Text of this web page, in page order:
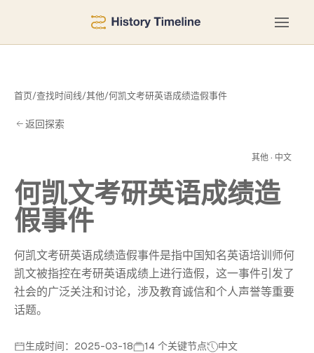
首页/查找时间线/其他/何凯文考研英语成绩造假事件
返回探索
其他 · 中文
何凯文考研英语成绩造
假事件
何凯文考研英语成绩造假事件是指中国知名英语培训师何
凯文被指控在考研英语成绩上进行造假，这一事件引发了
社会的广泛关注和讨论，涉及教育诚信和个人声誉等重要
话题。
生成时间：2025-03-18 14 个关键节点 中文